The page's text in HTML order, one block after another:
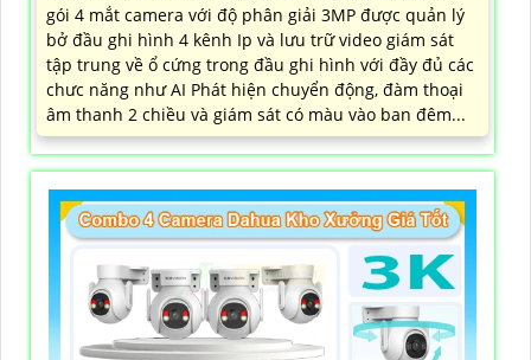
gói 4 mắt camera với độ phân giải 3MP được quản lý
bở đầu ghi hình 4 kênh Ip và lưu trữ video giám sát
tập trung về ổ cứng trong đầu ghi hình với đầy đủ các
chưc năng như AI Phát hiện chuyển động, đàm thoại
âm thanh 2 chiều và giám sát có màu vào ban đêm...